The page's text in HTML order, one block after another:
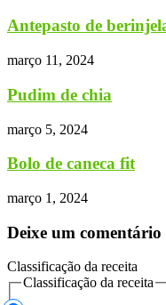
Antepasto de
março 11, 2024
Pudim de chia
março 5, 2024
Bolo de caneca fit
março 1, 2024
Deixe um comentário
Classificação da receita
Classificação da receita